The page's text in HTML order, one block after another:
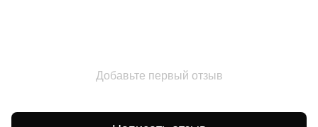
Добавьте первый отзыв